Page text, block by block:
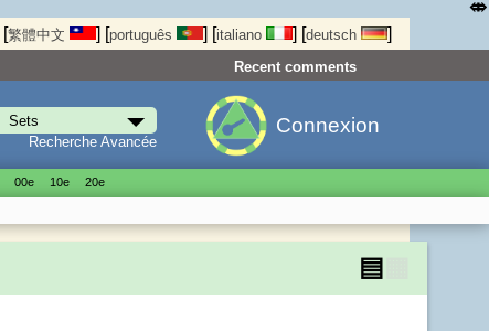
[繁體中文 ] [português ] [italiano ] [deutsch ]
Recent comments
Recherche Avancée
Connexion
00е 10е 20е
▤
⤄